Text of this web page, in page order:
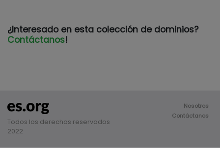
¿Interesado en esta colección de dominios?
Contáctanos!
Todos los derechos reservados
2022
Nosotros
Contáctanos